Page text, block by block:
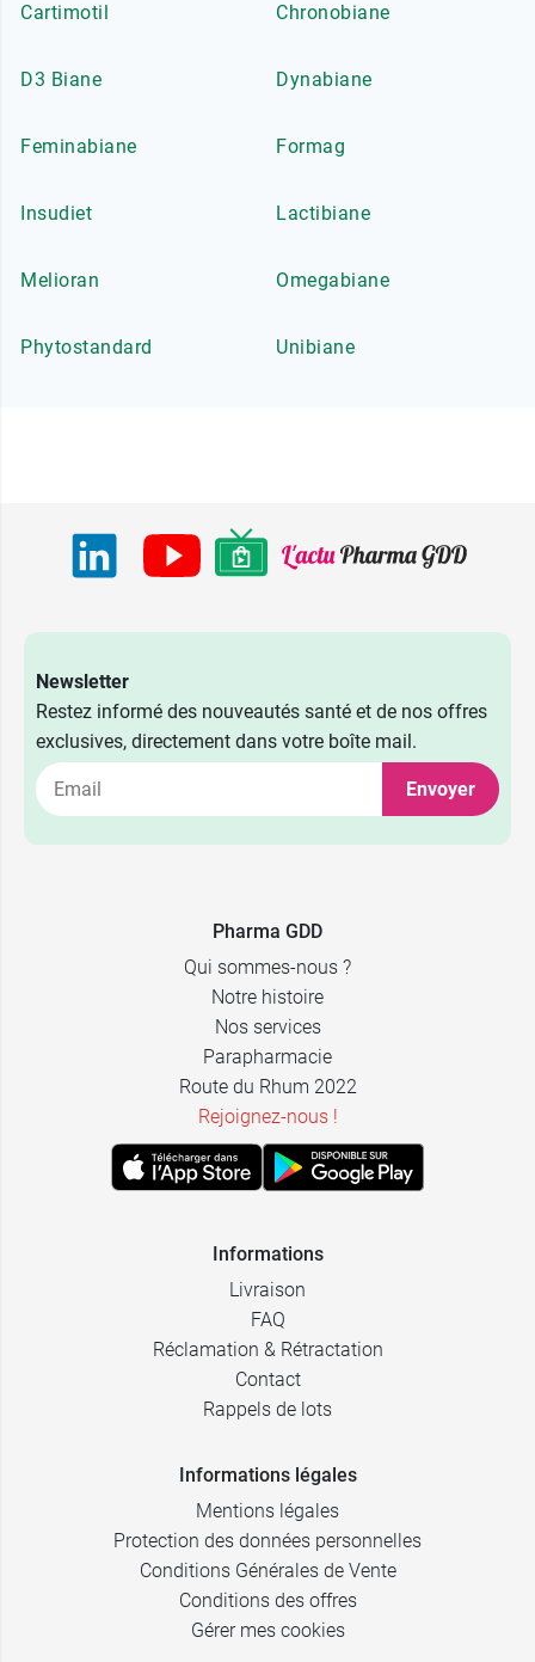
Cartimotil Chronobiane
D3 Biane Dynabiane
Feminabiane Formag
Insudiet Lactibiane
Melioran Omegabiane
Phytostandard Unibiane
Newsletter
Restez informé des nouveautés santé et de nos offres
exclusives, directement dans votre boîte mail.
Envoyer
Pharma GDD
Qui sommes-nous ?
Notre histoire
Nos services
Parapharmacie
Route du Rhum 2022
Rejoignez-nous !
Informations
Livraison
FAQ
Réclamation & Rétractation
Contact
Rappels de lots
Informations légales
Mentions légales
Protection des données personnelles
Conditions Générales de Vente
Conditions des offres
Gérer mes cookies